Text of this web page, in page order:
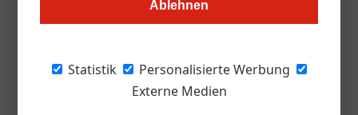
Ablehnen
Statistik
Personalisierte Werbung
Externe Medien
Böhm von der Österreich Werbung in Moskau via
Videotelefonie erreicht:
Sie sind noch in Moskau, wie ist gerade das
Leben und die Arbeit dort?